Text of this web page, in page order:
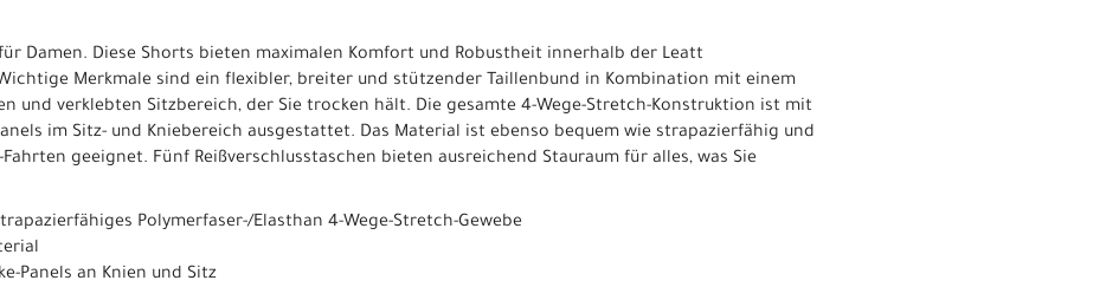
Damen. Diese Shorts bieten maximalen Komfort und Robustheit innerhalb der Leatt
Merkmale sind ein flexibler, breiter und stützender Taillenbund in Kombination mit einem
und verklebten Sitzbereich, der Sie trocken hält. Die gesamte 4-Wege-Stretch-Konstruktion ist mit
im Sitz- und Kniebereich ausgestattet. Das Material ist ebenso bequem wie strapazierfähig und
geeignet. Fünf Reißverschlusstaschen bieten ausreichend Stauraum für alles, was Sie
Polymerfaser-/Elasthan 4-Wege-Stretch-Gewebe
Panels an Knien und Sitz